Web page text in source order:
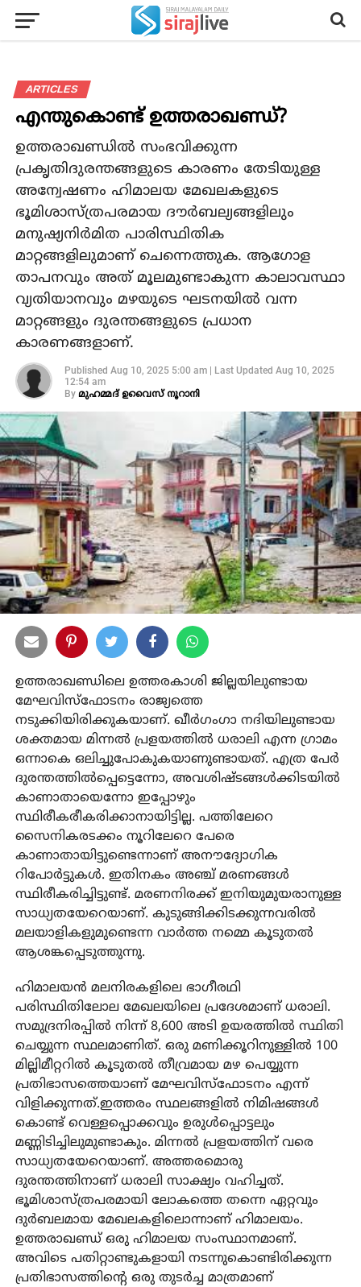
ARTICLES
എന്തുകൊണ്ട് ഉത്തരാഖണ്ഡ്?
ഉത്തരാഖണ്ഡിൽ സംഭവിക്കുന്ന
പ്രകൃതിദുരന്തങ്ങളുടെ കാരണം തേടിയുള്ള
അന്വേഷണം ഹിമാലയ മേഖലകളുടെ
ഭൂമിശാസ്ത്രപരമായ ദൗർബല്യങ്ങളിലും
മനുഷ്യനിർമിത പാരിസ്ഥിതിക
മാറ്റങ്ങളിലുമാണ് ചെന്നെത്തുക. ആഗോള
താപനവും അത് മൂലമുണ്ടാകുന്ന കാലാവസ്ഥാ
വ്യതിയാനവും മഴയുടെ ഘടനയിൽ വന്ന
മാറ്റങ്ങളും ദുരന്തങ്ങളുടെ പ്രധാന
കാരണങ്ങളാണ്.
Published Aug 10, 2025 5:00 am| Last Updated Aug 10, 2025
12:54 am
By മുഹമ്മദ് ഉവൈസ് നൂറാനി
ഉത്തരാഖണ്ഡിലെ ഉത്തരകാശി ജില്ലയിലുണ്ടായ
മേഘവിസ്‌ഫോടനം രാജ്യത്തെ
നടുക്കിയിരിക്കുകയാണ്. ഖീർഗംഗാ നദിയിലുണ്ടായ
ശക്തമായ മിന്നൽ പ്രളയത്തിൽ ധരാലി എന്ന ഗ്രാമം
ഒന്നാകെ ഒലിച്ചുപോകുകയാണുണ്ടായത്. എത്ര പേർ
ദുരന്തത്തിൽപ്പെട്ടെന്നോ, അവശിഷ്ടങ്ങൾക്കിടയിൽ
കാണാതായെന്നോ ഇപ്പോഴും
സ്ഥിരീകരീകരിക്കാനായിട്ടില്ല. പത്തിലേറെ
സൈനികരടക്കം നൂറിലേറെ പേരെ
കാണാതായിട്ടുണ്ടെന്നാണ് അനൗദ്യോഗിക
റിപോർട്ടുകൾ. ഇതിനകം അഞ്ച് മരണങ്ങൾ
സ്ഥിരീകരിച്ചിട്ടുണ്ട്. മരണനിരക്ക് ഇനിയുമുയരാനുള്ള
സാധ്യതയേറെയാണ്. കുടുങ്ങിക്കിടക്കുന്നവരിൽ
മലയാളികളുമുണ്ടെന്ന വാർത്ത നമ്മെ കൂടുതൽ
ആശങ്കപ്പെടുത്തുന്നു.
ഹിമാലയൻ മലനിരകളിലെ ഭാഗീരഥി
പരിസ്ഥിതിലോല മേഖലയിലെ പ്രദേശമാണ് ധരാലി.
സമുദ്രനിരപ്പിൽ നിന്ന് 8,600 അടി ഉയരത്തിൽ സ്ഥിതി
ചെയ്യുന്ന സ്ഥലമാണിത്. ഒരു മണിക്കൂറിനുള്ളിൽ 100
മില്ലിമീറ്ററിൽ കൂടുതൽ തീവ്രമായ മഴ പെയ്യുന്ന
പ്രതിഭാസത്തെയാണ് മേഘവിസ്‌ഫോടനം എന്ന്
വിളിക്കുന്നത്.ഇത്തരം സ്ഥലങ്ങളിൽ നിമിഷങ്ങൾ
കൊണ്ട് വെള്ളപ്പൊക്കവും ഉരുൾപ്പൊട്ടലും
മണ്ണിടിച്ചിലുമുണ്ടാകും. മിന്നൽ പ്രളയത്തിന് വരെ
സാധ്യതയേറെയാണ്. അത്തരമൊരു
ദുരന്തത്തിനാണ് ധരാലി സാക്ഷ്യം വഹിച്ചത്.
ഭൂമിശാസ്ത്രപരമായി ലോകത്തെ തന്നെ ഏറ്റവും
ദുർബലമായ മേഖലകളിലൊന്നാണ് ഹിമാലയം.
ഉത്തരാഖണ്ഡ് ഒരു ഹിമാലയ സംസ്ഥാനമാണ്.
അവിടെ പതിറ്റാണ്ടുകളായി നടന്നുകൊണ്ടിരിക്കുന്ന
പ്രതിഭാസത്തിന്റെ ഒരു തുടർച്ച മാത്രമാണ്